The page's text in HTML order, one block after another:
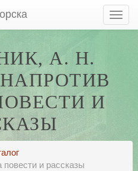
А. Н.
И
и рассказы